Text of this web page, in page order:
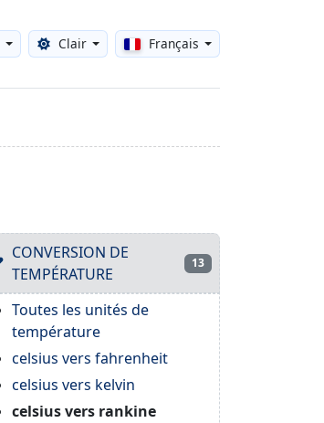
Toggle theme
Clair Français
CONVERSION DE
TEMPÉRATURE
13
Toutes les unités de
température
celsius vers fahrenheit
celsius vers kelvin
celsius vers rankine